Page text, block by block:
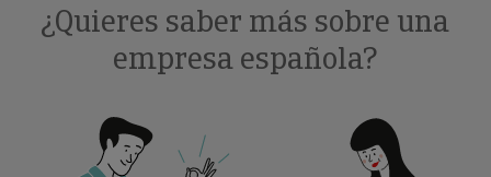
¿Quieres saber más sobre una
empresa española?